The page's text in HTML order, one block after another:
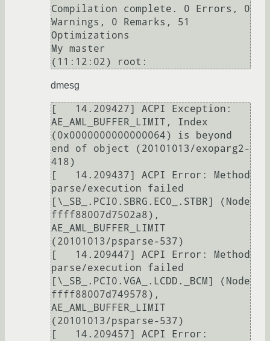
Compilation complete. 0 Errors, 0
Warnings, 0 Remarks, 51
Optimizations
My master
(11:12:02) root:
dmesg
[   14.209427] ACPI Exception:
AE_AML_BUFFER_LIMIT, Index
(0x0000000000000064) is beyond
end of object (20101013/exoparg2-
418)
[   14.209437] ACPI Error: Method
parse/execution failed
[\_SB_.PCI0.SBRG.EC0_.STBR] (Node
ffff88007d7502a8),
AE_AML_BUFFER_LIMIT
(20101013/psparse-537)
[   14.209447] ACPI Error: Method
parse/execution failed
[\_SB_.PCI0.VGA_.LCDD._BCM] (Node
ffff88007d749578),
AE_AML_BUFFER_LIMIT
(20101013/psparse-537)
[   14.209457] ACPI Error: